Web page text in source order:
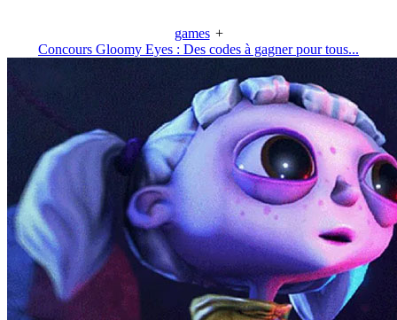
games +
Concours Gloomy Eyes : Des codes à gagner pour tous...